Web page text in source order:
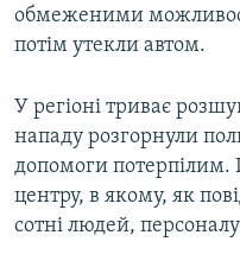
УКР
КТАТ
ДОЛУЧАЙСЯ!
обмеженими
потім утекли автом.
У регіоні триває
нападу розгорнули
допомоги
центру, в якому, як
сотні людей, персоналу